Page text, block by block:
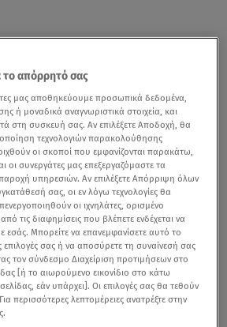
το απόρρητό σας
μας αποθηκεύουμε προσωπικά δεδομένα,
ή μοναδικά αναγνωριστικά στοιχεία, και
στη συσκευή σας. Αν επιλέξετε Αποδοχή, θα
τεχνολογιών παρακολούθησης
οι σκοποί που εμφανίζονται παρακάτω,
οι συνεργάτες μας επεξεργαζόμαστε τα
υπηρεσιών. Αν επιλέξετε Απόρριψη όλων
σας, οι εν λόγω τεχνολογίες θα
οι ιχνηλάτες, ορισμένο
τις διαφημίσεις που βλέπετε ενδέχεται να
εσάς. Μπορείτε να επανεμφανίσετε αυτό το
επιλογές σας ή να αποσύρετε τη συναίνεσή σας
τον σύνδεσμο Διαχείριση προτιμήσεων στο
[ή το αιωρούμενο εικονίδιο στο κάτω
εάν υπάρχει]. Οι επιλογές σας θα τεθούν
περισσότερες λεπτομέρειες ανατρέξτε στην